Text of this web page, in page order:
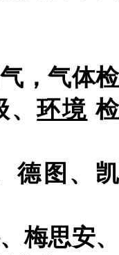
，气体检
、环境 检
德图、凯
梅思安、